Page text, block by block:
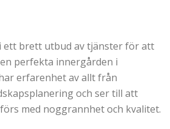
ett brett utbud av tjänster för att
perfekta innergården i
erfarenhet av allt från
och ser till att
med noggrannhet och kvalitet.